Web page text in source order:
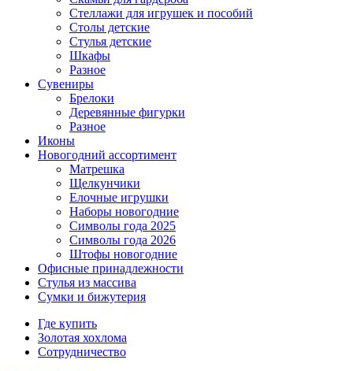
Стеллажи для игрушек и пособий
Столы детские
Стулья детские
Шкафы
Разное
Сувениры
Брелоки
Деревянные фигурки
Разное
Иконы
Новогодний ассортимент
Матрешка
Щелкунчики
Елочные игрушки
Наборы новогодние
Символы года 2025
Символы года 2026
Штофы новогодние
Офисные принадлежности
Стулья из массива
Сумки и бижутерия
Где купить
Золотая хохлома
Сотрудничество